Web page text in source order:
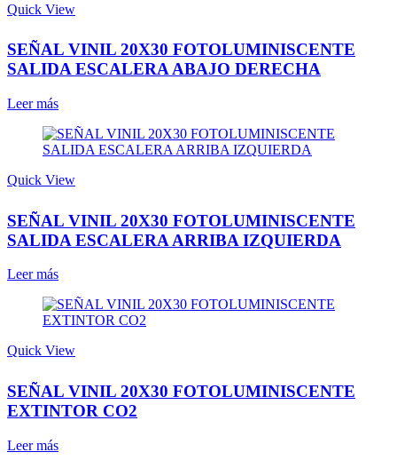
Quick View
SEÑAL VINIL 20X30 FOTOLUMINISCENTE
SALIDA ESCALERA ABAJO DERECHA
Leer más
Quick View
SEÑAL VINIL 20X30 FOTOLUMINISCENTE
SALIDA ESCALERA ARRIBA IZQUIERDA
Leer más
Quick View
SEÑAL VINIL 20X30 FOTOLUMINISCENTE
EXTINTOR CO2
Leer más